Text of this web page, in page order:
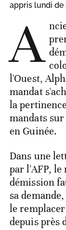
appris lundi de
A
l'Ouest,
mandat
la
mandats
en Guinée.
Dans une
par l'AFP,
démission
sa
le
depuis près